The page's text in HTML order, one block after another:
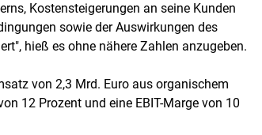
Kostensteigerungen an seine Kunden
sowie der Auswirkungen des
hieß es ohne nähere Zahlen anzugeben.
von 2,3 Mrd. Euro aus organischem
12 Prozent und eine EBIT-Marge von 10